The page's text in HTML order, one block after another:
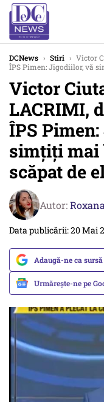
DCNews › Stiri › Victor
ÎPS Pimen: Jigodiilor, vă
Victor
LACRIMI,
ÎPS
simțiți mai
scăpat de
Autor:
Data publicării: 20 Mai
Adaugă-ne ca
Urmărește-ne pe